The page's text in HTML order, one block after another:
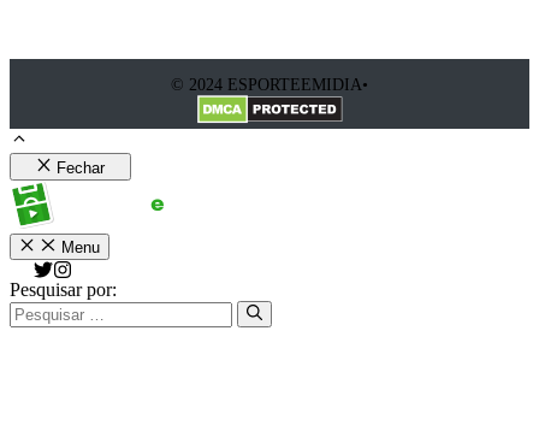
© 2024 ESPORTEEMIDIA•
Fechar
Menu
Pesquisar por: